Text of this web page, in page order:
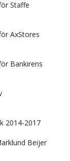
Staffe
AxStores
Bankirens
2014-2017
Beijer